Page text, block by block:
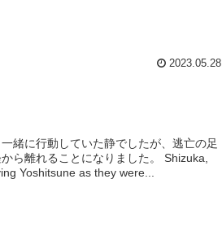
2023.05.28
緒に行動していた静でしたが、逃亡の足
ら離れることになりました。 Shizuka,
Yoshitsune as they were...